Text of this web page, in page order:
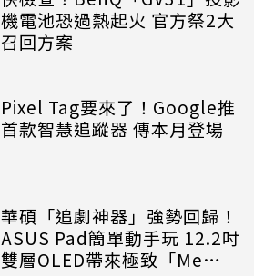
機電池恐過熱起火 官方祭2大
召回方案
Pixel Tag要來了！Google推
首款智慧追蹤器 傳本月登場
華碩「追劇神器」強勢回歸！
ASUS Pad簡單動手玩 12.2吋
雙層OLED帶來極致「Me